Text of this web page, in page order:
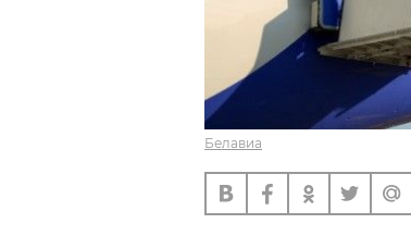
Белавиа